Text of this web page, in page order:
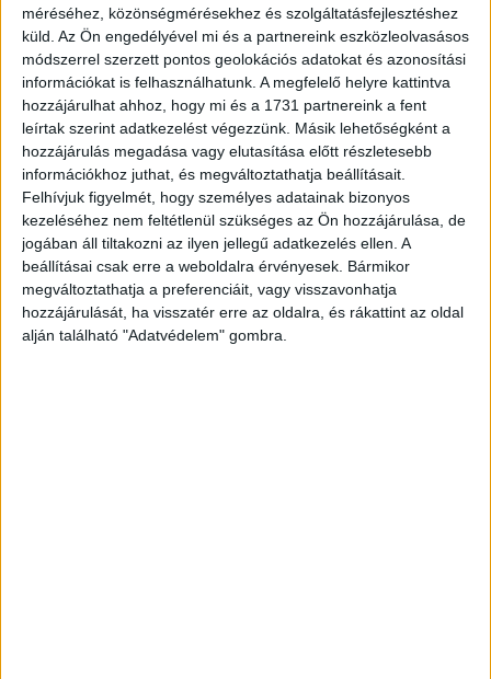
méréséhez, közönségmérésekhez és szolgáltatásfejlesztéshez
küld. Az Ön engedélyével mi és a partnereink eszközleolvasásos
módszerrel szerzett pontos geolokációs adatokat és azonosítási
információkat is felhasználhatunk. A megfelelő helyre kattintva
hozzájárulhat ahhoz, hogy mi és a 1731 partnereink a fent
leírtak szerint adatkezelést végezzünk. Másik lehetőségként a
hozzájárulás megadása vagy elutasítása előtt részletesebb
információkhoz juthat, és megváltoztathatja beállításait.
Felhívjuk figyelmét, hogy személyes adatainak bizonyos
kezeléséhez nem feltétlenül szükséges az Ön hozzájárulása, de
jogában áll tiltakozni az ilyen jellegű adatkezelés ellen. A
beállításai csak erre a weboldalra érvényesek. Bármikor
megváltoztathatja a preferenciáit, vagy visszavonhatja
hozzájárulását, ha visszatér erre az oldalra, és rákattint az oldal
alján található "Adatvédelem" gombra.